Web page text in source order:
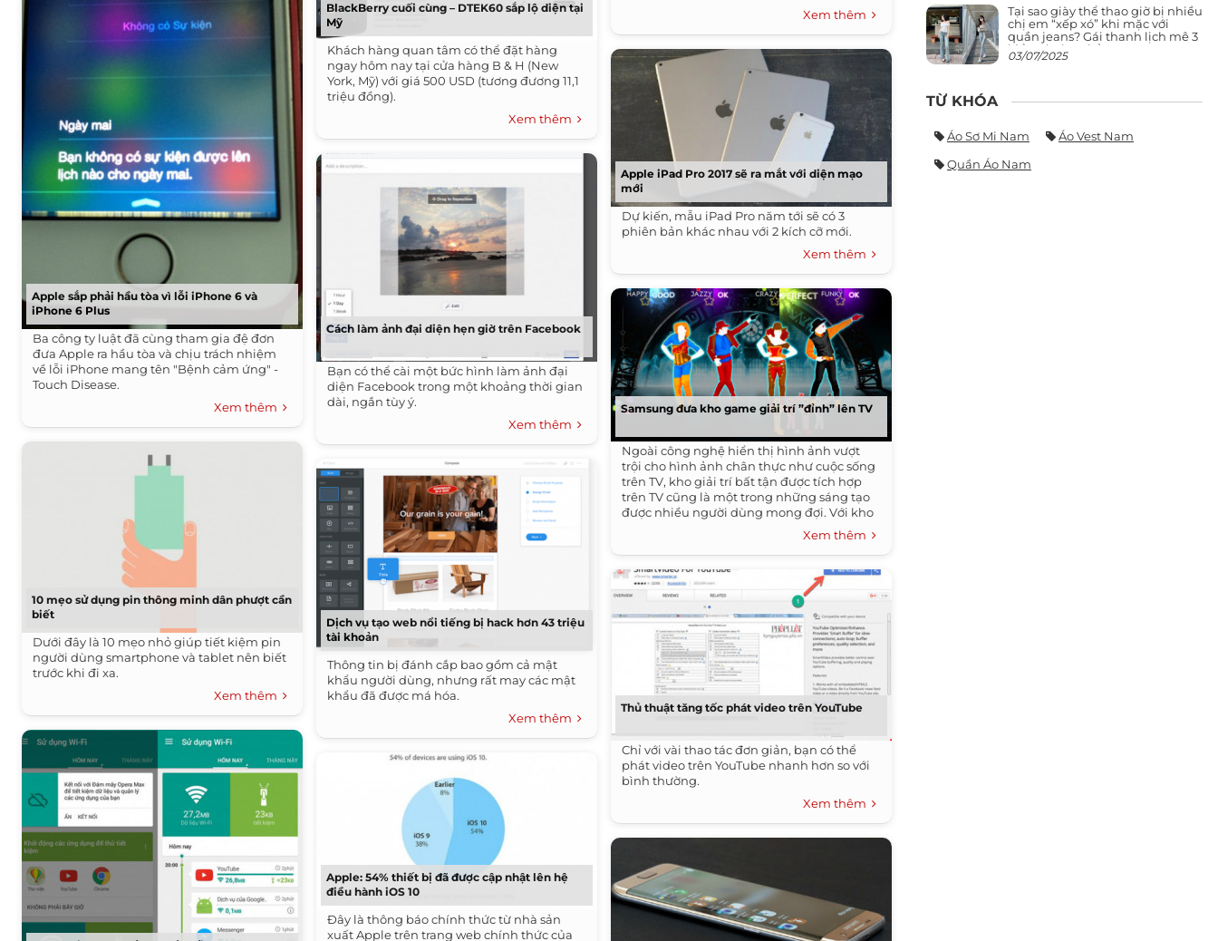
Apple sắp phải hầu tòa vì lỗi iPhone 6 và
iPhone 6 Plus
Ba công ty luật đã cùng tham gia đệ đơn
đưa Apple ra hầu tòa và chịu trách nhiệm
về lỗi iPhone mang tên "Bệnh cảm ứng" -
Touch Disease.
Xem thêm
10 mẹo sử dụng pin thông minh dân phượt cần
biết
Dưới đây là 10 mẹo nhỏ giúp tiết kiệm pin
người dùng smartphone và tablet nên biết
trước khi đi xa.
Xem thêm
BlackBerry cuối cùng – DTEK60 sắp lộ diện tại
Mỹ
Khách hàng quan tâm có thể đặt hàng
ngay hôm nay tại cửa hàng B & H (New
York, Mỹ) với giá 500 USD (tương đương 11,1
triệu đồng).
Xem thêm
Cách làm ảnh đại diện hẹn giờ trên Facebook
Bạn có thể cài một bức hình làm ảnh đại
diện Facebook trong một khoảng thời gian
dài, ngắn tùy ý.
Xem thêm
Dịch vụ tạo web nổi tiếng bị hack hơn 43 triệu
tài khoản
Thông tin bị đánh cắp bao gồm cả mật
khẩu người dùng, nhưng rất may các mật
khẩu đã được má hóa.
Xem thêm
Apple: 54% thiết bị đã được cập nhật lên hệ
điều hành iOS 10
Đây là thông báo chính thức từ nhà sản
xuất Apple trên trang web chính thức của
Xem thêm
Apple iPad Pro 2017 sẽ ra mắt với diện mạo
mới
Dự kiến, mẫu iPad Pro năm tới sẽ có 3
phiên bản khác nhau với 2 kích cỡ mới.
Xem thêm
Samsung đưa kho game giải trí ”đỉnh” lên TV
Ngoài công nghệ hiển thị hình ảnh vượt
trội cho hình ảnh chân thực như cuộc sống
trên TV, kho giải trí bất tận được tích hợp
trên TV cũng là một trong những sáng tạo
được nhiều người dùng mong đợi. Với kho
game cực đỉnh tích hợp vào TV, Samsung
mang đến những giây phút thư giãn thú vị
trên màn hình cỡ lớn.
Xem thêm
Thủ thuật tăng tốc phát video trên YouTube
Chỉ với vài thao tác đơn giản, bạn có thể
phát video trên YouTube nhanh hơn so với
bình thường.
Xem thêm
Tại sao giày thể thao giờ bị nhiều
chị em “xếp xó” khi mặc với
quần jeans? Gái thanh lịch mê 3
kiểu này hơn hẳn
03/07/2025
TỪ KHÓA
Áo Sơ Mi Nam
Áo Vest Nam
Quần Áo Nam